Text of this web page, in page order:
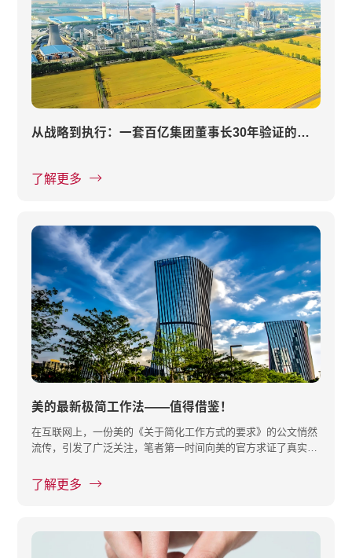
从战略到执行：一套百亿集团董事长30年验证的管理工具创新
了解更多
美的最新极简工作法——值得借鉴！
在互联网上，一份美的《关于简化工作方式的要求》的公文悄然
流传，引发了广泛关注，笔者第一时间向美的官方求证了真实
了解更多